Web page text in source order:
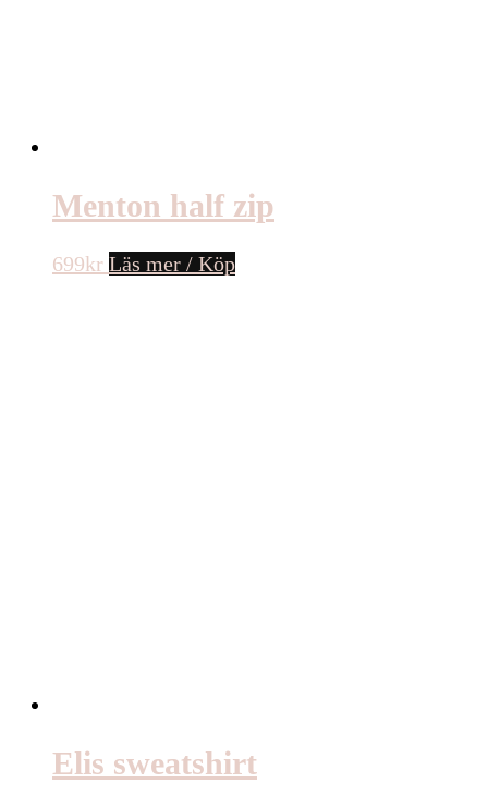
Menton half zip
699kr Läs mer / Köp
Elis sweatshirt